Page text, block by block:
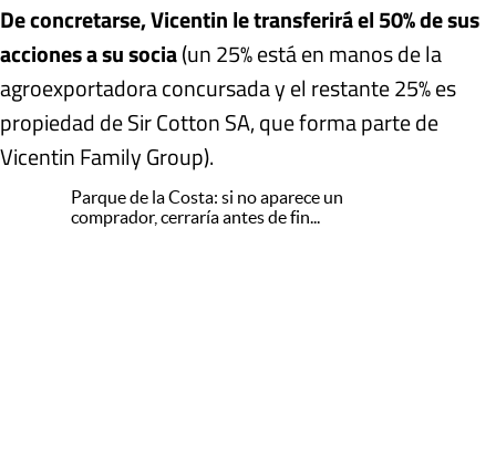
De concretarse, Vicentin le transferirá el 50% de sus
acciones a su socia(un 25% está en manos de la
agroexportadora concursada y el restante 25% es
propiedad de Sir Cotton SA, que forma parte de
Vicentin Family Group).
Parque de la Costa: si no aparece un
comprador, cerraría antes de fin...